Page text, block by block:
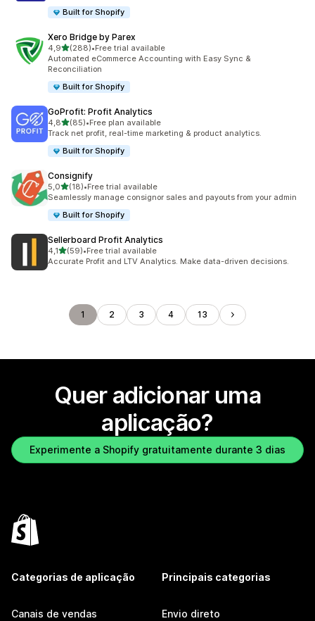
Built for Shopify
Xero Bridge by Parex
4,9de 5 estrelas
(288)
288 total de avaliações
•Free trial available
Automated eCommerce Accounting with Easy Sync &
Reconciliation
Built for Shopify
GoProfit: Profit Analytics
4,8de 5 estrelas
(85)
85 total de avaliações
•Free plan available
Track net profit, real-time marketing & product analytics.
Built for Shopify
Consignify
5,0de 5 estrelas
(18)
18 total de avaliações
•Free trial available
Seamlessly manage consignor sales and payouts from your admin
Built for Shopify
Sellerboard Profit Analytics
4,1de 5 estrelas
(59)
59 total de avaliações
•Free trial available
Accurate Profit and LTV Analytics. Make data-driven decisions.
1 2 3 4 13
Quer adicionar uma
aplicação?
Experimente a Shopify gratuitamente durante 3 dias
Categorias de aplicação
Canais de vendas
Principais categorias
Envio direto